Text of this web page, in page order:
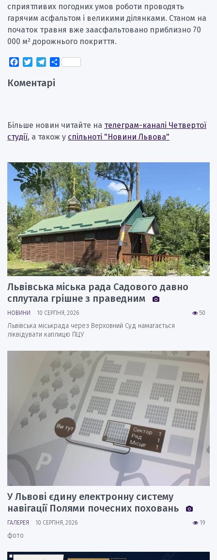
сприятливих погодних умов роботи проводять
гарячим асфальтом і великими ділянками. Станом на
початок травня вже заасфальтовано приблизно 70
000 м² дорожнього покриття.
Facebook
TwitterTelegram
Поділитися
Коментарі
Більше новин читайте на телеграм-каналі Четвертої
студії, а також у спільноті "Новини Львова"
Львівська міська рада Садового давно
сплутала грішне з праведним
50
НОВИНИ 10 СЕРПНЯ, 2026
Львівська міськрада через Верховний Суд намагається
ліквідувати каплицю ПЦУ
У Львові єдину електронну систему
навігації Полями почесних поховань
19
ГАЛЕРЕЯ 10 СЕРПНЯ, 2026
фото